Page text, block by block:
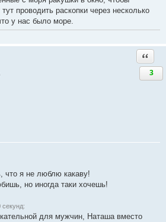
проводить раскопки через несколько
у нас было море.
3
что я не люблю какаву!
но иногда таки хочешь!
для мужчин, Наташа вместо